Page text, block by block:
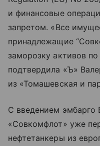
и финансовые
запретом. «Все
принадлежащие
заморозку активов
подтвердила «Ъ»
из «Томашевская и
С введением эмбарго
«Совкомфлот» уже
нефтетанкеры из